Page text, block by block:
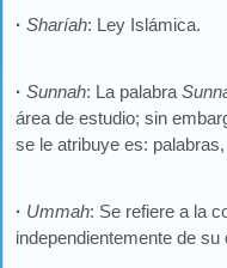
· Sharíah: Ley Islámica.
· Sunnah: La palabra
área de estudio; sin
se le atribuye es:
· Ummah: Se refiere a la
independientemente de